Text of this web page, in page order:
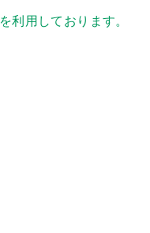
利用しております。